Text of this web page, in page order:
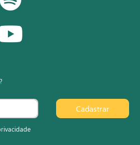
Cadastrar